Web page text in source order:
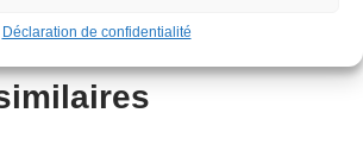
Déclaration de confidentialité